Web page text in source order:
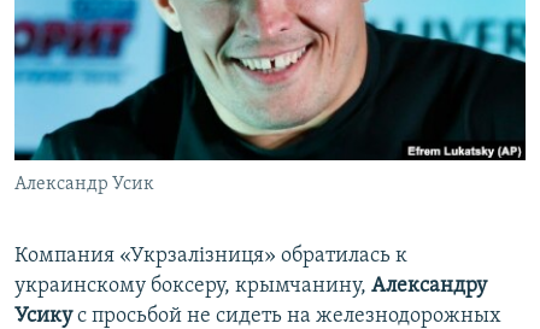
ПОБЕДИТЕЛЕЙ НЕ СУДЯТ?
КРЫМ.НЕПОКОРЕННЫЙ
УКРАИНСКАЯ ПРОБЛЕМА КРЫМА
ПРИСОЕДИНЯЙТЕСЬ!
Все сайты RFE/RL
Александр Усик
Компания «Укрзалізниця» обратилась к
украинскому боксеру, крымчанину, Александру
Усикус просьбой не сидеть на железнодорожных